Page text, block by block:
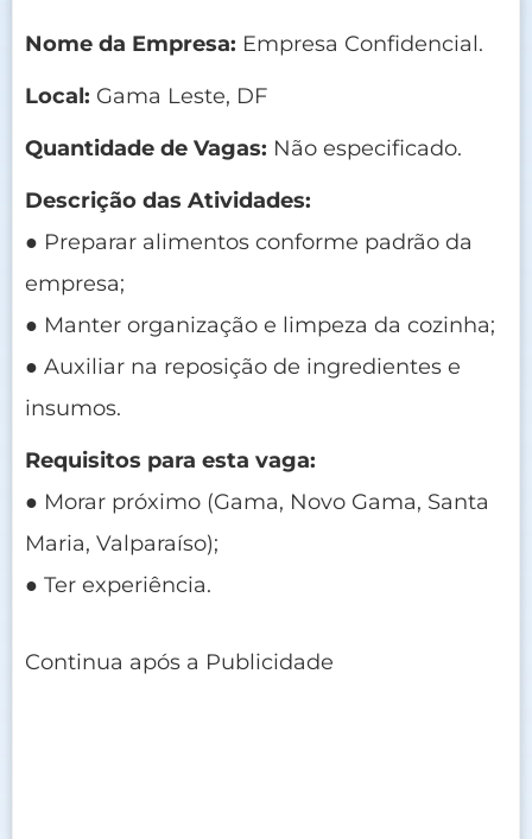
Nome da Empresa: Empresa Confidencial.
Local: Gama Leste, DF
Quantidade de Vagas: Não especificado.
Descrição das Atividades:
● Preparar alimentos conforme padrão da
empresa;
● Manter organização e limpeza da cozinha;
● Auxiliar na reposição de ingredientes e
insumos.
Requisitos para esta vaga:
● Morar próximo (Gama, Novo Gama, Santa
Maria, Valparaíso);
● Ter experiência.
Continua após a Publicidade